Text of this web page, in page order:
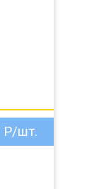
Р/шт.